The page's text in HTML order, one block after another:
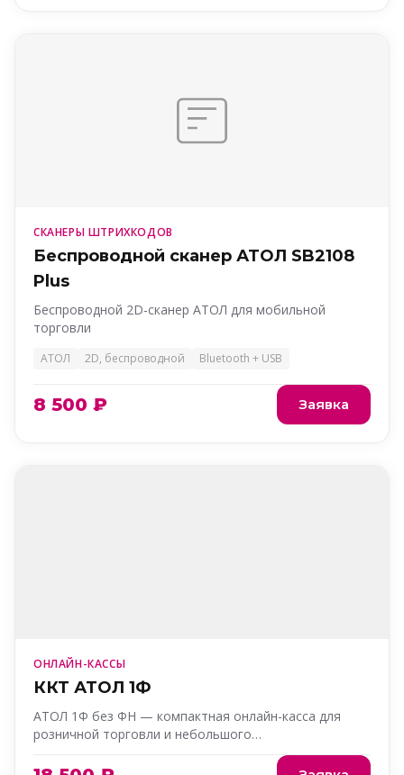
СКАНЕРЫ ШТРИХКОДОВ
Беспроводной сканер АТОЛ SB2108
Plus
Беспроводной 2D-сканер АТОЛ для мобильной
торговли
АТОЛ 2D, беспроводной Bluetooth + USB
8 500 ₽ Заявка
ОНЛАЙН-КАССЫ
ККТ АТОЛ 1Ф
АТОЛ 1Ф без ФН — компактная онлайн-касса для
розничной торговли и небольшого…